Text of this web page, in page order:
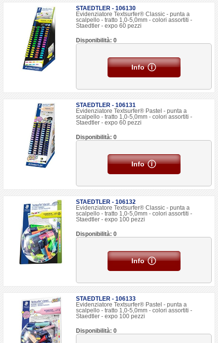
STAEDTLER - 106130
Evidenziatore Textsurfer® Classic - punta a
scalpello - tratto 1,0-5,0mm - colori assortiti -
Staedtler - expo 60 pezzi
Disponibilità: 0
Info
STAEDTLER - 106131
Evidenziatore Textsurfer® Pastel - punta a
scalpello - tratto 1,0-5,0mm - colori assortiti -
Staedtler - expo 60 pezzi
Disponibilità: 0
Info
STAEDTLER - 106132
Evidenziatore Textsurfer® Classic - punta a
scalpello - tratto 1,0-5,0mm - colori assortiti -
Staedtler - expo 100 pezzi
Disponibilità: 0
Info
STAEDTLER - 106133
Evidenziatore Textsurfer® Pastel - punta a
scalpello - tratto 1,0-5,0mm - colori assortiti -
Staedtler - expo 100 pezzi
Disponibilità: 0